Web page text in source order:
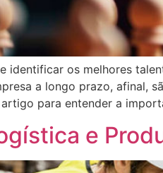
identificar os melhores
a longo prazo, afinal,
para entender a
e